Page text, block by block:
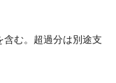
む。超過分は別途支